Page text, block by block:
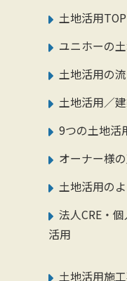
土地活用TOP
ユニホーの
土地活用の
土地活用／
9つの土地活
オーナー様
土地活用の
法人CRE・
活用
土地活用施